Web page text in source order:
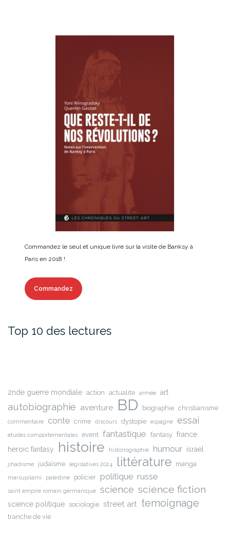
Commandez le seul et unique livre sur la visite de Banksy à
Paris en 2018 !
Commandez
Top 10 des lectures
2nde guerre mondiale action actualite armée art
autobiographie aventure BD biographie christianisme
commentaire conte crime discours dystopie espagne essai
etudes comportementales event fantastique fantasy france
heroic fantasy
histoire historiographie humour israel
jihadisme judaïsme legislatives 2024 littérature manga
marsupilami palestine policier politique russe
saint empire romain germanique science science fiction
science politique sociologie street art temoignage
tranche de vie